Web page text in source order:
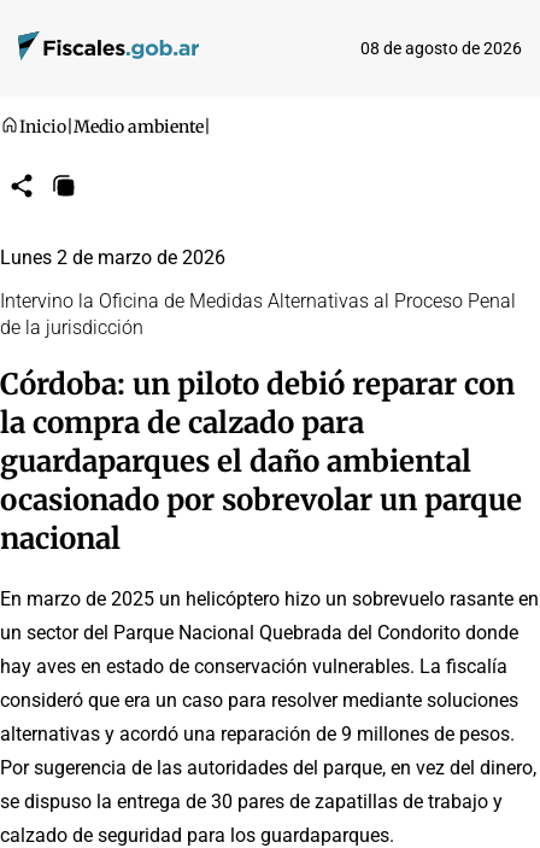
08 de agosto de 2026
Inicio Medio ambiente
CompartirCopiar
Lunes 2 de marzo de 2026
Intervino la Oficina de Medidas Alternativas al Proceso Penal
de la jurisdicción
Córdoba: un piloto debió reparar con
la compra de calzado para
guardaparques el daño ambiental
ocasionado por sobrevolar un parque
nacional
En marzo de 2025 un helicóptero hizo un sobrevuelo rasante en
un sector del Parque Nacional Quebrada del Condorito donde
hay aves en estado de conservación vulnerables. La fiscalía
consideró que era un caso para resolver mediante soluciones
alternativas y acordó una reparación de 9 millones de pesos.
Por sugerencia de las autoridades del parque, en vez del dinero,
se dispuso la entrega de 30 pares de zapatillas de trabajo y
calzado de seguridad para los guardaparques.